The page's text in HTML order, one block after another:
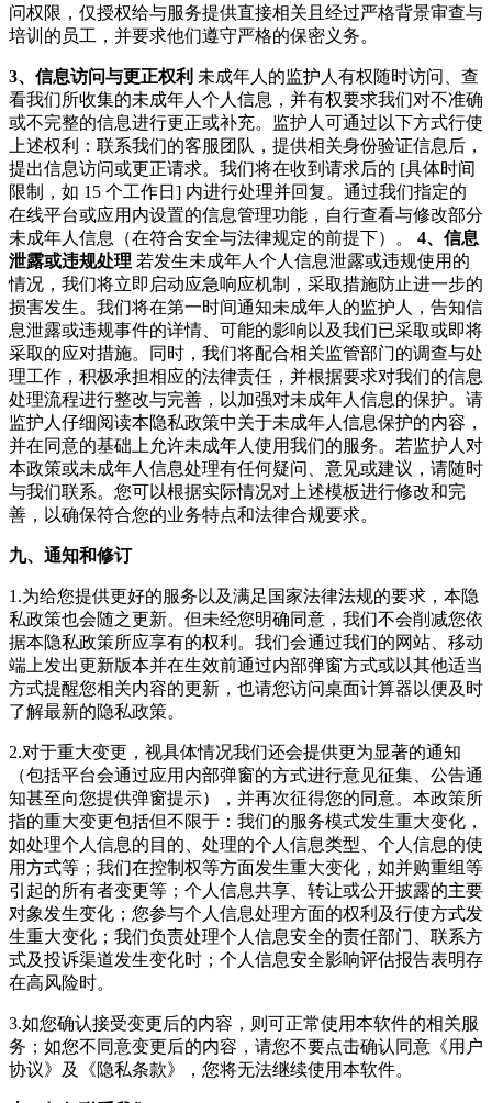
问权限，仅授权给与服务提供直接相关且经过严格背景审查与
培训的员工，并要求他们遵守严格的保密义务。
3、信息访问与更正权利 未成年人的监护人有权随时访问、查
看我们所收集的未成年人个人信息，并有权要求我们对不准确
或不完整的信息进行更正或补充。监护人可通过以下方式行使
上述权利：联系我们的客服团队，提供相关身份验证信息后，
提出信息访问或更正请求。我们将在收到请求后的 [具体时间
限制，如 15 个工作日] 内进行处理并回复。通过我们指定的
在线平台或应用内设置的信息管理功能，自行查看与修改部分
未成年人信息（在符合安全与法律规定的前提下）。 4、信息
泄露或违规处理 若发生未成年人个人信息泄露或违规使用的
情况，我们将立即启动应急响应机制，采取措施防止进一步的
损害发生。我们将在第一时间通知未成年人的监护人，告知信
息泄露或违规事件的详情、可能的影响以及我们已采取或即将
采取的应对措施。同时，我们将配合相关监管部门的调查与处
理工作，积极承担相应的法律责任，并根据要求对我们的信息
处理流程进行整改与完善，以加强对未成年人信息的保护。请
监护人仔细阅读本隐私政策中关于未成年人信息保护的内容，
并在同意的基础上允许未成年人使用我们的服务。若监护人对
本政策或未成年人信息处理有任何疑问、意见或建议，请随时
与我们联系。您可以根据实际情况对上述模板进行修改和完
善，以确保符合您的业务特点和法律合规要求。
九、通知和修订
1.为给您提供更好的服务以及满足国家法律法规的要求，本隐
私政策也会随之更新。但未经您明确同意，我们不会削减您依
据本隐私政策所应享有的权利。我们会通过我们的网站、移动
端上发出更新版本并在生效前通过内部弹窗方式或以其他适当
方式提醒您相关内容的更新，也请您访问桌面计算器 以便及时
了解最新的隐私政策。
2.对于重大变更，视具体情况我们还会提供更为显著的通知
（包括平台会通过应用内部弹窗的方式进行意见征集、公告通
知甚至向您提供弹窗提示），并再次征得您的同意。本政策所
指的重大变更包括但不限于：我们的服务模式发生重大变化，
如处理个人信息的目的、处理的个人信息类型、个人信息的使
用方式等；我们在控制权等方面发生重大变化，如并购重组等
引起的所有者变更等；个人信息共享、转让或公开披露的主要
对象发生变化；您参与个人信息处理方面的权利及行使方式发
生重大变化；我们负责处理个人信息安全的责任部门、联系方
式及投诉渠道发生变化时；个人信息安全影响评估报告表明存
在高风险时。
3.如您确认接受变更后的内容，则可正常使用本软件的相关服
务；如您不同意变更后的内容，请您不要点击确认同意《用户
协议》及《隐私条款》，您将无法继续使用本软件。